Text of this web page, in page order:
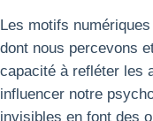
Les motifs
dont nous percevons
capacité à refléter les
influencer notre
invisibles en font des